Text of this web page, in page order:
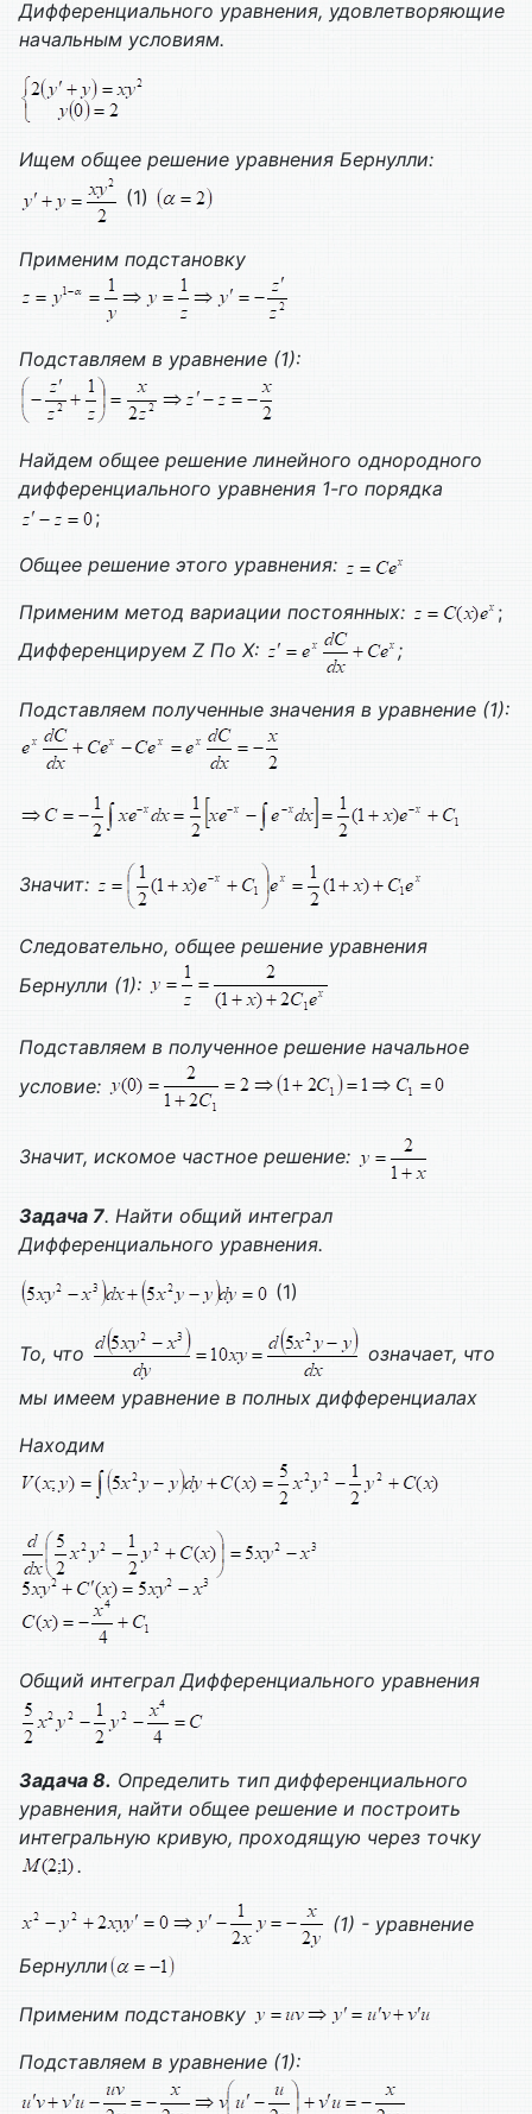
Дифференциального уравнения, удовлетворяющие
начальным условиям.
Ищем общее решение уравнения Бернулли:
(1)
Применим подстановку
Подставляем в уравнение (1):
Найдем общее решение линейного однородного
дифференциального уравнения 1-го порядка
;
Общее решение этого уравнения:
Применим метод вариации постоянных:
;
Дифференцируем Z По X: ;
Подставляем полученные значения в уравнение (1):
Значит:
Следовательно, общее решение уравнения
Бернулли (1):
Подставляем в полученное решение начальное
условие:
Значит, искомое частное решение:
Задача 7. Найти общий интеграл
Дифференциального уравнения.
(1)
То, что
означает, что
мы имеем уравнение в полных дифференциалах
Находим
Общий интегралДифференциального уравнения
Задача 8. Определить тип дифференциального
уравнения, найти общее решение и построить
интегральную кривую, проходящую через точку
.
(1) - уравнение
Бернулли
Применим подстановку
Подставляем в уравнение (1):